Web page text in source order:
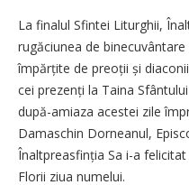
La finalul Sfintei Liturghii,
rugăciunea de
împărțite de preoții și
cei prezenți la Taina
după-amiaza acestei zile
Damaschin Dorneanul,
Înaltpreasfinția Sa i-a
Florii ziua numelui.